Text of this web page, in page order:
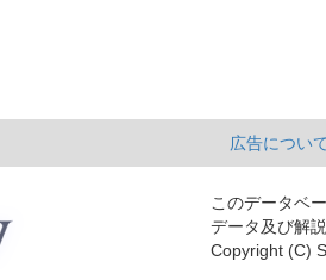
広告につい
このデータベ
データ及び解
Copyright (C)